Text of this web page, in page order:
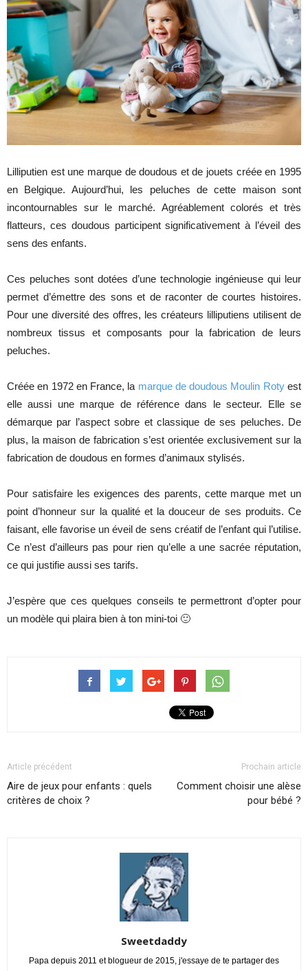
Lilliputien est une marque de doudous et de jouets créée en 1995
en Belgique. Aujourd’hui, les peluches de cette maison sont
incontournables sur le marché. Agréablement colorés et très
flatteurs, ces doudous participent significativement à l’éveil des
sens des enfants.
Ces peluches sont dotées d’une technologie ingénieuse qui leur
permet d’émettre des sons et de raconter de courtes histoires.
Pour une diversité des offres, les créateurs lilliputiens utilisent de
nombreux tissus et composants pour la fabrication de leurs
peluches.
Créée en 1972 en France, la marque de doudous Moulin Rotyest
elle aussi une marque de référence dans le secteur. Elle se
démarque par l’aspect sobre et classique de ses peluches. De
plus, la maison de fabrication s’est orientée exclusivement sur la
fabrication de doudous en formes d’animaux stylisés.
Pour satisfaire les exigences des parents, cette marque met un
point d’honneur sur la qualité et la douceur de ses produits. Ce
faisant, elle favorise un éveil de sens créatif de l’enfant qui l’utilise.
Ce n’est d’ailleurs pas pour rien qu’elle a une sacrée réputation,
ce qui justifie aussi ses tarifs.
J’espère que ces quelques conseils te permettront d’opter pour
un modèle qui plaira bien à ton mini-toi 🙂
Article précédent
Aire de jeux pour enfants : quels
critères de choix ?
Prochain article
Comment choisir une alèse
pour bébé ?
Sweetdaddy
Papa depuis 2011 et blogueur de 2015, j'essaye de te partager des